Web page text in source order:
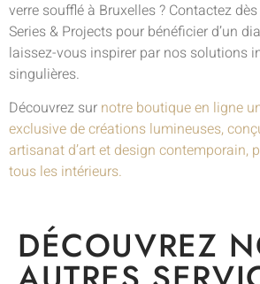
verre soufflé à Bruxelles ? Contactez
Series & Projects pour bénéficier d’un
laissez-vous inspirer par nos solutions
singulières.
Découvrez sur notre boutique en ligne
exclusive de créations lumineuses,
artisanat d’art et design contemporain,
tous les intérieurs.
DÉCOUVREZ